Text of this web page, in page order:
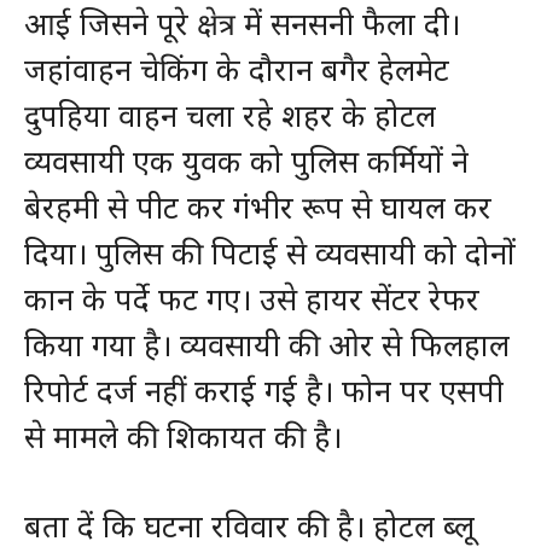
आई जिसने पूरे क्षेत्र में सनसनी फैला दी।
जहांवाहन चेकिंग के दौरान बगैर हेलमेट
दुपहिया वाहन चला रहे शहर के होटल
व्यवसायी एक युवक को पुलिस कर्मियों ने
बेरहमी से पीट कर गंभीर रूप से घायल कर
दिया। पुलिस की पिटाई से व्यवसायी को दोनों
कान के पर्दे फट गए। उसे हायर सेंटर रेफर
किया गया है। व्यवसायी की ओर से फिलहाल
रिपोर्ट दर्ज नहीं कराई गई है। फोन पर एसपी
से मामले की शिकायत की है।
बता दें कि घटना रविवार की है। होटल ब्लू